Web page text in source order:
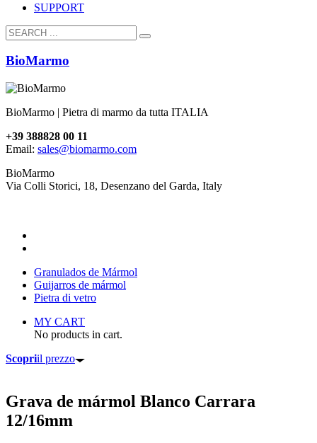
SUPPORT
BioMarmo
BioMarmo | Pietra di marmo da tutta ITALIA
+39 388828 00 11
Email: sales@biomarmo.com
BioMarmo
Via Colli Storici, 18, Desenzano del Garda, Italy
Granulados de Mármol
Guijarros de mármol
Pietra di vetro
MY CART
No products in cart.
Scopriil prezzo
Grava de mármol Blanco Carrara
12/16mm